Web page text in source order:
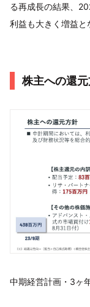
る再成長の結果、
利益も大きく増益と
株主への還
中期経営計画・3ヶ